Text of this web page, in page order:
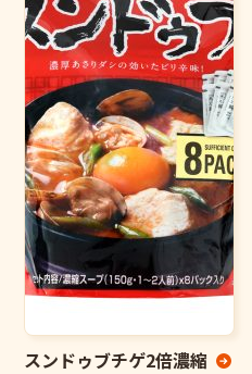
スンドゥブチゲ2倍濃縮